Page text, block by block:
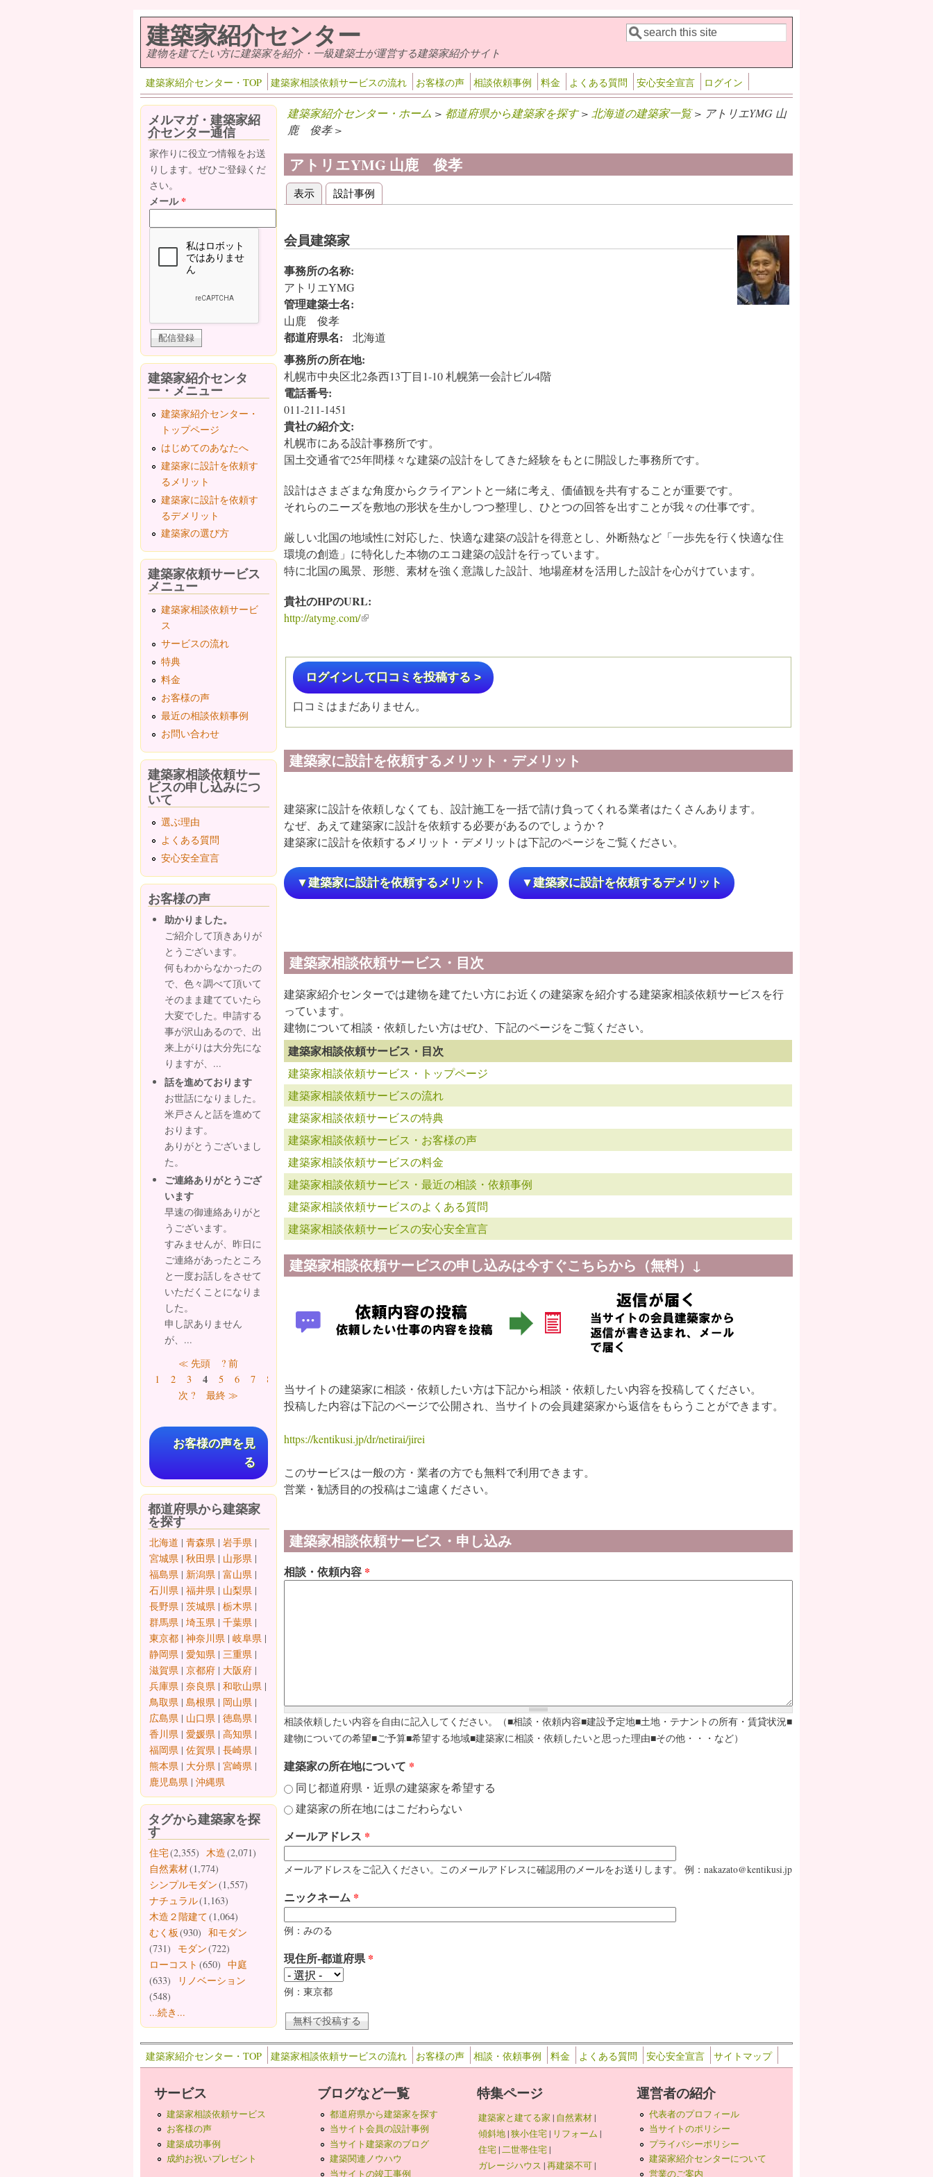
建築家紹介センター
建物を建てたい方に建築家を紹介・一級建築士が運営する建築家紹介サイト 検索フォーム
検索
建築家紹介センター・TOP 建築家相談依頼サービスの流れ お客様の声 相談依頼事例 料金 よくある質問 安心安全宣言 ログイン
建築家紹介センター・ホーム > 都道府県から建築家を探す> 北海道の建築家一覧> アトリエYMG 山
鹿 俊孝 >
アトリエYMG 山鹿 俊孝
プライマリータブ
表示(アクティブなタブ)
設計事例
会員建築家
事務所の名称:
アトリエYMG
管理建築士名:
山鹿 俊孝
都道府県名: 北海道
事務所の所在地:
札幌市中央区北2条西13丁目1-10 札幌第一会計ビル4階
電話番号:
011-211-1451
貴社の紹介文:
札幌市にある設計事務所です。
国土交通省で25年間様々な建築の設計をしてきた経験をもとに開設した事務所です。
設計はさまざまな角度からクライアントと一緒に考え、価値観を共有することが重要です。
それらのニーズを敷地の形状を生かしつつ整理し、ひとつの回答を出すことが我々の仕事です。
厳しい北国の地域性に対応した、快適な建築の設計を得意とし、外断熱など「一歩先を行く快適な住
環境の創造」に特化した本物のエコ建築の設計を行っています。
特に北国の風景、形態、素材を強く意識した設計、地場産材を活用した設計を心がけています。
貴社のHPのURL:
http://atymg.com/(link is external)
ログインして口コミを投稿する >
口コミはまだありません。
建築家に設計を依頼するメリット・デメリット
建築家に設計を依頼しなくても、設計施工を一括で請け負ってくれる業者はたくさんあります。
なぜ、あえて建築家に設計を依頼する必要があるのでしょうか？
建築家に設計を依頼するメリット・デメリットは下記のページをご覧ください。
▼建築家に設計を依頼するメリット ▼建築家に設計を依頼するデメリット
建築家相談依頼サービス・目次
建築家紹介センターでは建物を建てたい方にお近くの建築家を紹介する建築家相談依頼サービスを行
っています。
建物について相談・依頼したい方はぜひ、下記のページをご覧ください。
建築家相談依頼サービス・目次
建築家相談依頼サービス・トップページ
建築家相談依頼サービスの流れ
建築家相談依頼サービスの特典
建築家相談依頼サービス・お客様の声
建築家相談依頼サービスの料金
建築家相談依頼サービス・最近の相談・依頼事例
建築家相談依頼サービスのよくある質問
建築家相談依頼サービスの安心安全宣言
建築家相談依頼サービスの申し込みは今すぐこちらから（無料）↓
当サイトの建築家に相談・依頼したい方は下記から相談・依頼したい内容を投稿してください。
投稿した内容は下記のページで公開され、当サイトの会員建築家から返信をもらうことができます。
https://kentikusi.jp/dr/netirai/jirei
このサービスは一般の方・業者の方でも無料で利用できます。
営業・勧誘目的の投稿はご遠慮ください。
建築家相談依頼サービス・申し込み
相談・依頼内容 *
相談依頼したい内容を自由に記入してください。（■相談・依頼内容■建設予定地■土地・テナントの所有・賃貸状況■
建物についての希望■ご予算■希望する地域■建築家に相談・依頼したいと思った理由■その他・・・など）
建築家の所在地について *
同じ都道府県・近県の建築家を希望する
建築家の所在地にはこだわらない
メールアドレス *
メールアドレスをご記入ください。このメールアドレスに確認用のメールをお送りします。 例：nakazato@kentikusi.jp
ニックネーム *
例：みのる
現住所-都道府県*
例：東京都
メルマガ・建築家紹
介センター通信
家作りに役立つ情報をお送
りします。ぜひご登録くだ
さい。
メール*
建築家紹介センタ
ー・メニュー
建築家紹介センター・
トップページ
はじめてのあなたへ
建築家に設計を依頼す
るメリット
建築家に設計を依頼す
るデメリット
建築家の選び方
建築家依頼サービス
メニュー
建築家相談依頼サービ
ス
サービスの流れ
特典
料金
お客様の声
最近の相談依頼事例
お問い合わせ
建築家相談依頼サー
ビスの申し込みにつ
いて
選ぶ理由
よくある質問
安心安全宣言
お客様の声
助かりました。
ご紹介して頂きありが
とうございます。
何もわからなかったの
で、色々調べて頂いて
そのまま建てていたら
大変でした。申請する
事が沢山あるので、出
来上がりは大分先にな
りますが、...
話を進めております
お世話になりました。
米戸さんと話を進めて
おります。
ありがとうございまし
た。
ご連絡ありがとうござ
います
早速の御連絡ありがと
うございます。
すみませんが、昨日に
ご連絡があったところ
と一度お話しをさせて
いただくことになりま
した。
申し訳ありません
が、...
ページ≪ 先頭
? 前
1
2 3 4 5 6 7 8
次 ?
最終 ≫
お客様の声を見
る
都道府県から建築家
を探す
北海道 | 青森県 | 岩手県 |
宮城県 | 秋田県 | 山形県 |
福島県 | 新潟県 | 富山県 |
石川県 | 福井県 | 山梨県 |
長野県 | 茨城県 | 栃木県 |
群馬県 | 埼玉県 | 千葉県 |
東京都 | 神奈川県 | 岐阜県 |
静岡県 | 愛知県 | 三重県 |
滋賀県 | 京都府 | 大阪府 |
兵庫県 | 奈良県 | 和歌山県 |
鳥取県 | 島根県 | 岡山県 |
広島県 | 山口県 | 徳島県 |
香川県 | 愛媛県 | 高知県 |
福岡県 | 佐賀県 | 長崎県 |
熊本県 | 大分県 | 宮崎県 |
鹿児島県 | 沖縄県
タグから建築家を探
す
住宅(2,355) 木造(2,071)
自然素材(1,774)
シンプルモダン(1,557)
ナチュラル(1,163)
木造２階建て(1,064)
むく板 (930) 和モダン
(731)
モダン(722)
ローコスト (650) 中庭
(633)
リノベーション
(548)
...続き...
建築家紹介センター・TOP 建築家相談依頼サービスの流れ お客様の声 相談・依頼事例 料金 よくある質問 安心安全宣言 サイトマップ
サービス
建築家相談依頼サービス
お客様の声
建築成功事例
成約お祝いプレゼント
ブログなど一覧
都道府県から建築家を探す
当サイト会員の設計事例
当サイト建築家のブログ
建築関連ノウハウ
当サイトの竣工事例
特集ページ
建築家と建てる家 | 自然素材|
傾斜地|狭小住宅| リフォーム |
住宅|二世帯住宅|
ガレージハウス |再建築不可|
運営者の紹介
代表者のプロフィール
当サイトのポリシー
プライバシーポリシー
建築家紹介センターについて
営業のご案内